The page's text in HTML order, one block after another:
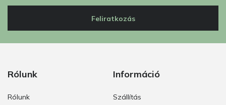
Feliratkozás
Rólunk
Rólunk
Információ
Szállítás